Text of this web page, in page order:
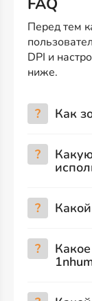
FAQ
Перед тем
DPI и
ниже.
? Как
?
?
?